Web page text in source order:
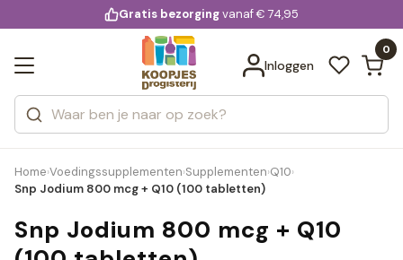
voor 20:00 uur besteld
Gratis bezorgingvanaf € 74,95
Inloggen
0
Zoeken
Categorieën
Merken
Bekijk alle resultaten
Home›Voedingssupplementen›Supplementen›Q10›
Snp Jodium 800 mcg + Q10 (100 tabletten)
Snp Jodium 800 mcg + Q10